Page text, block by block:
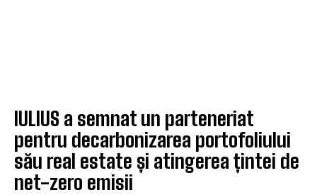
IULIUS a semnat un parteneriat
pentru decarbonizarea portofoliului
său real estate și atingerea țintei de
net-zero emisii